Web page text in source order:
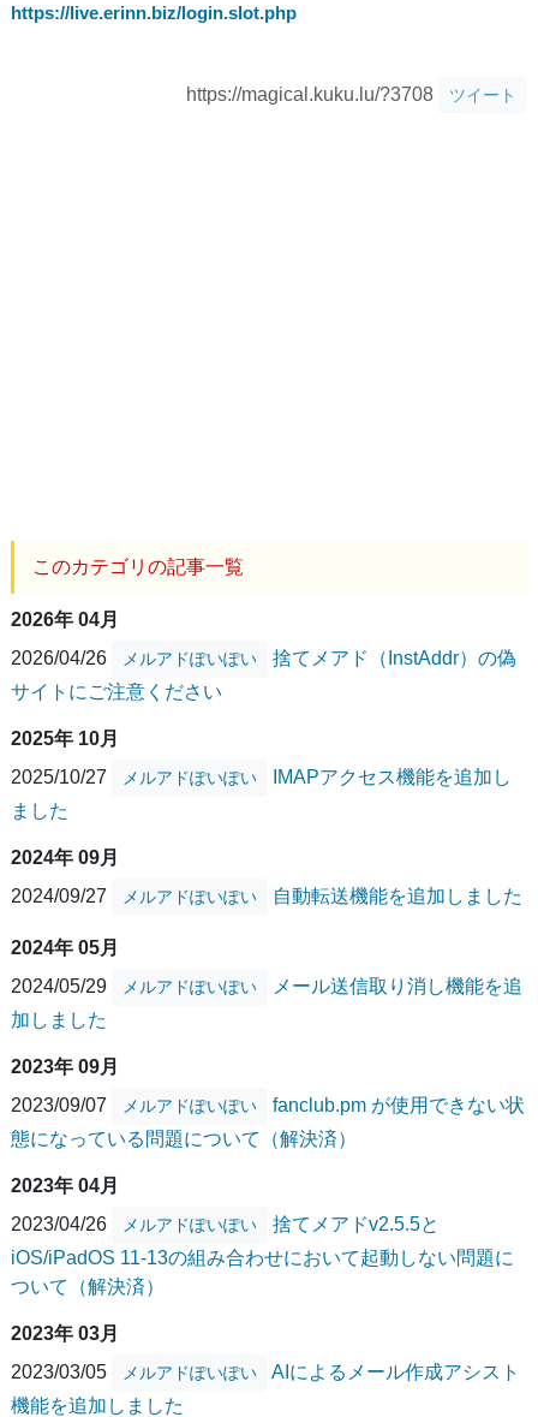
https://live.erinn.biz/login.slot.php
https://magical.kuku.lu/?3708 ツイート
このカテゴリの記事一覧
2026年 04月
2026/04/26
メルアドぽいぽい
捨てメアド（InstAddr）の偽
サイトにご注意ください
2025年 10月
2025/10/27
メルアドぽいぽい
IMAPアクセス機能を追加し
ました
2024年 09月
2024/09/27
メルアドぽいぽい 自動転送機能を追加しました
2024年 05月
2024/05/29
メルアドぽいぽい
メール送信取り消し機能を追
加しました
2023年 09月
2023/09/07
メルアドぽいぽい
fanclub.pm が使用できない状
態になっている問題について（解決済）
2023年 04月
2023/04/26
メルアドぽいぽい
捨てメアドv2.5.5と
iOS/iPadOS 11-13の組み合わせにおいて起動しない問題に
ついて（解決済）
2023年 03月
2023/03/05
メルアドぽいぽい
AIによるメール作成アシスト
機能を追加しました